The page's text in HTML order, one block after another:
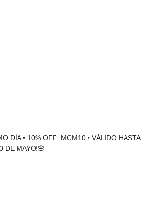
DÍA • 10% OFF: MOM10 • VÁLIDO HASTA
DE MAYO!🌸